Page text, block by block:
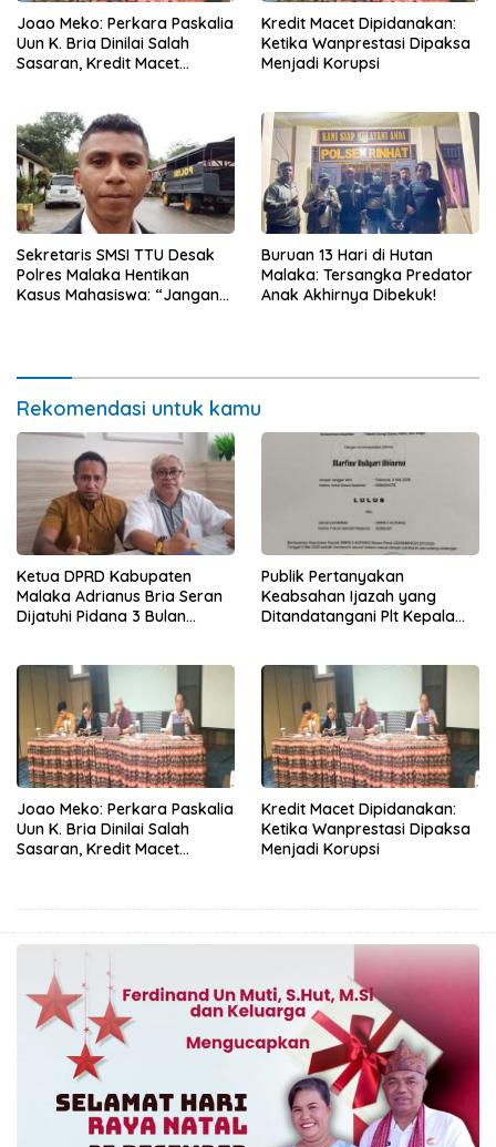
Joao Meko: Perkara Paskalia
Uun K. Bria Dinilai Salah
Sasaran, Kredit Macet
Kredit Macet Dipidanakan:
Ketika Wanprestasi Dipaksa
Menjadi Korupsi
Sekretaris SMSI TTU Desak
Polres Malaka Hentikan
Kasus Mahasiswa: “Jangan
Buruan 13 Hari di Hutan
Malaka: Tersangka Predator
Anak Akhirnya Dibekuk!
Rekomendasi untuk kamu
Ketua DPRD Kabupaten
Malaka Adrianus Bria Seran
Dijatuhi Pidana 3 Bulan
Publik Pertanyakan
Keabsahan Ijazah yang
Ditandatangani Plt Kepala
Joao Meko: Perkara Paskalia
Uun K. Bria Dinilai Salah
Sasaran, Kredit Macet
Kredit Macet Dipidanakan:
Ketika Wanprestasi Dipaksa
Menjadi Korupsi